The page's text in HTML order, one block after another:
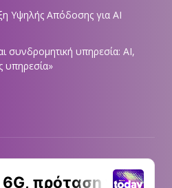
Υψηλής Απόδοσης για AI
συνδρομητική υπηρεσία: AI,
υπηρεσία»